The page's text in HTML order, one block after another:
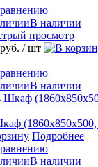
В наличии
просмотр
/ шт
В наличии
(1860х850х500,
Подробнее
В наличии